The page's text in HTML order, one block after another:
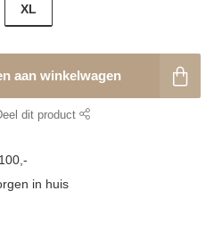
XL
aan winkelwagen
dit product
in huis